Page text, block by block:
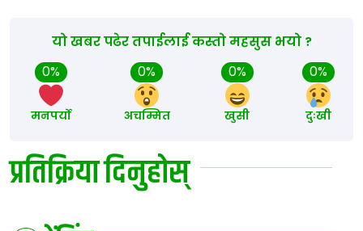
यो खबर पढेर तपाईलाई कस्तो महसुस भयो ?
0%
मनपर्यो
0%
अचम्मित
0%
खुसी
0%
दुःखी
प्रतिक्रिया दिनुहोस्